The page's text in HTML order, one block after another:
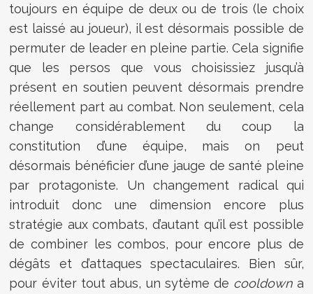
toujours en équipe de deux ou de trois (le choix
est laissé au joueur), il est désormais possible de
permuter de leader en pleine partie. Cela signifie
que les persos que vous choisissiez jusqu’à
présent en soutien peuvent désormais prendre
réellement part au combat. Non seulement, cela
change considérablement du coup la
constitution d’une équipe, mais on peut
désormais bénéficier d’une jauge de santé pleine
par protagoniste. Un changement radical qui
introduit donc une dimension encore plus
stratégie aux combats, d’autant qu’il est possible
de combiner les combos, pour encore plus de
dégâts et d’attaques spectaculaires. Bien sûr,
pour éviter tout abus, un sytème de cooldowna